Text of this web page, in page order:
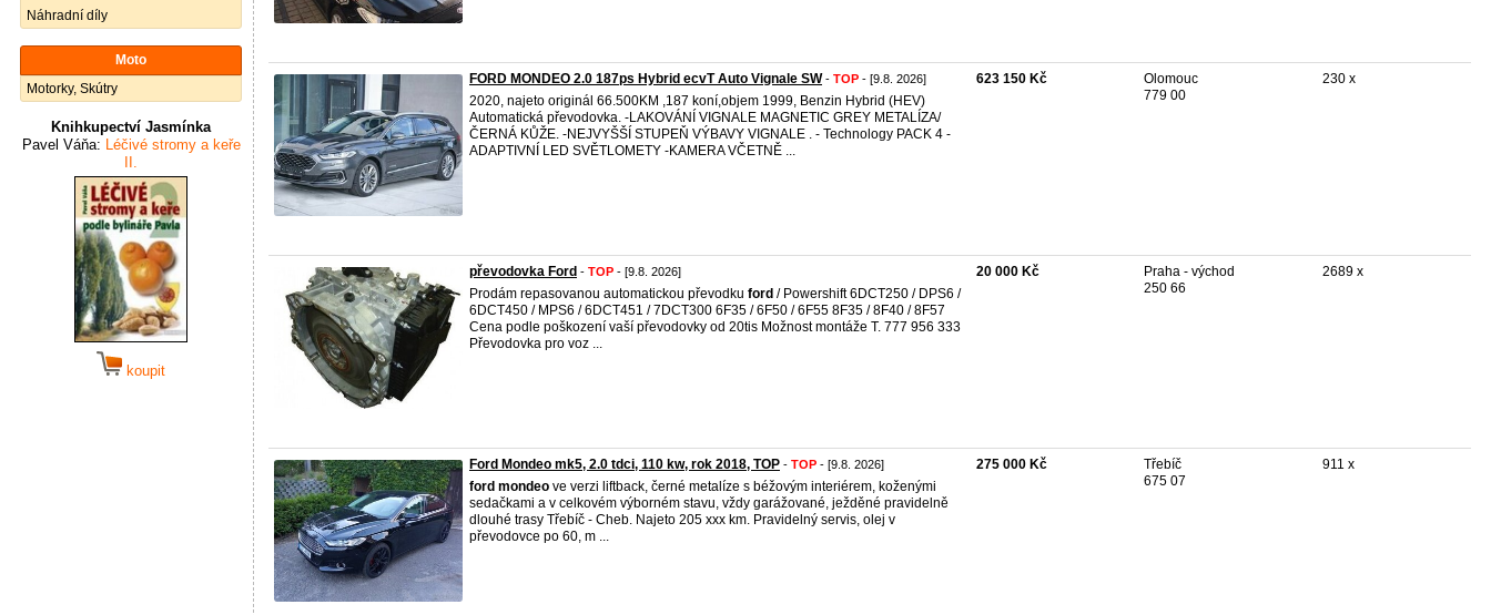
Náhradní díly
Moto
Motorky, Skútry
Knihkupectví Jasmínka
Pavel Váňa: Léčivé stromy a keře
II.
koupit
FORD MONDEO 2.0 187ps Hybrid ecvT Auto Vignale SW- TOP - [9.8. 2026]
2020, najeto originál 66.500KM ,187 koní,objem 1999, Benzin Hybrid (HEV)
Automatická převodovka. -LAKOVÁNÍ VIGNALE MAGNETIC GREY METALÍZA/
ČERNÁ KŮŽE. -NEJVYŠŠÍ STUPEŇ VÝBAVY VIGNALE . - Technology PACK 4 -
ADAPTIVNÍ LED SVĚTLOMETY -KAMERA VČETNĚ ...
623 150 Kč
Olomouc
779 00
230 x
převodovka Ford - TOP - [9.8. 2026]
Prodám repasovanou automatickou převodku ford / Powershift 6DCT250 / DPS6 /
6DCT450 / MPS6 / 6DCT451 / 7DCT300 6F35 / 6F50 / 6F55 8F35 / 8F40 / 8F57
Cena podle poškození vaší převodovky od 20tis Možnost montáže T. 777 956 333
Převodovka pro voz ...
20 000 Kč
Praha - východ
250 66
2689 x
Ford Mondeo mk5, 2.0 tdci, 110 kw, rok 2018, TOP - TOP - [9.8. 2026]
ford mondeo ve verzi liftback, černé metalíze s béžovým interiérem, koženými
sedačkami a v celkovém výborném stavu, vždy garážované, ježděné pravidelně
dlouhé trasy Třebíč - Cheb. Najeto 205 xxx km. Pravidelný servis, olej v
převodovce po 60, m ...
275 000 Kč
Třebíč
675 07
911 x